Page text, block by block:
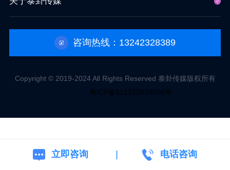
咨询热线：13242328389
Copyright © 2019-2024 All Rights Reserved 泰卦传媒版权所有
粤ICP备511222079000号
立即咨询 电话咨询